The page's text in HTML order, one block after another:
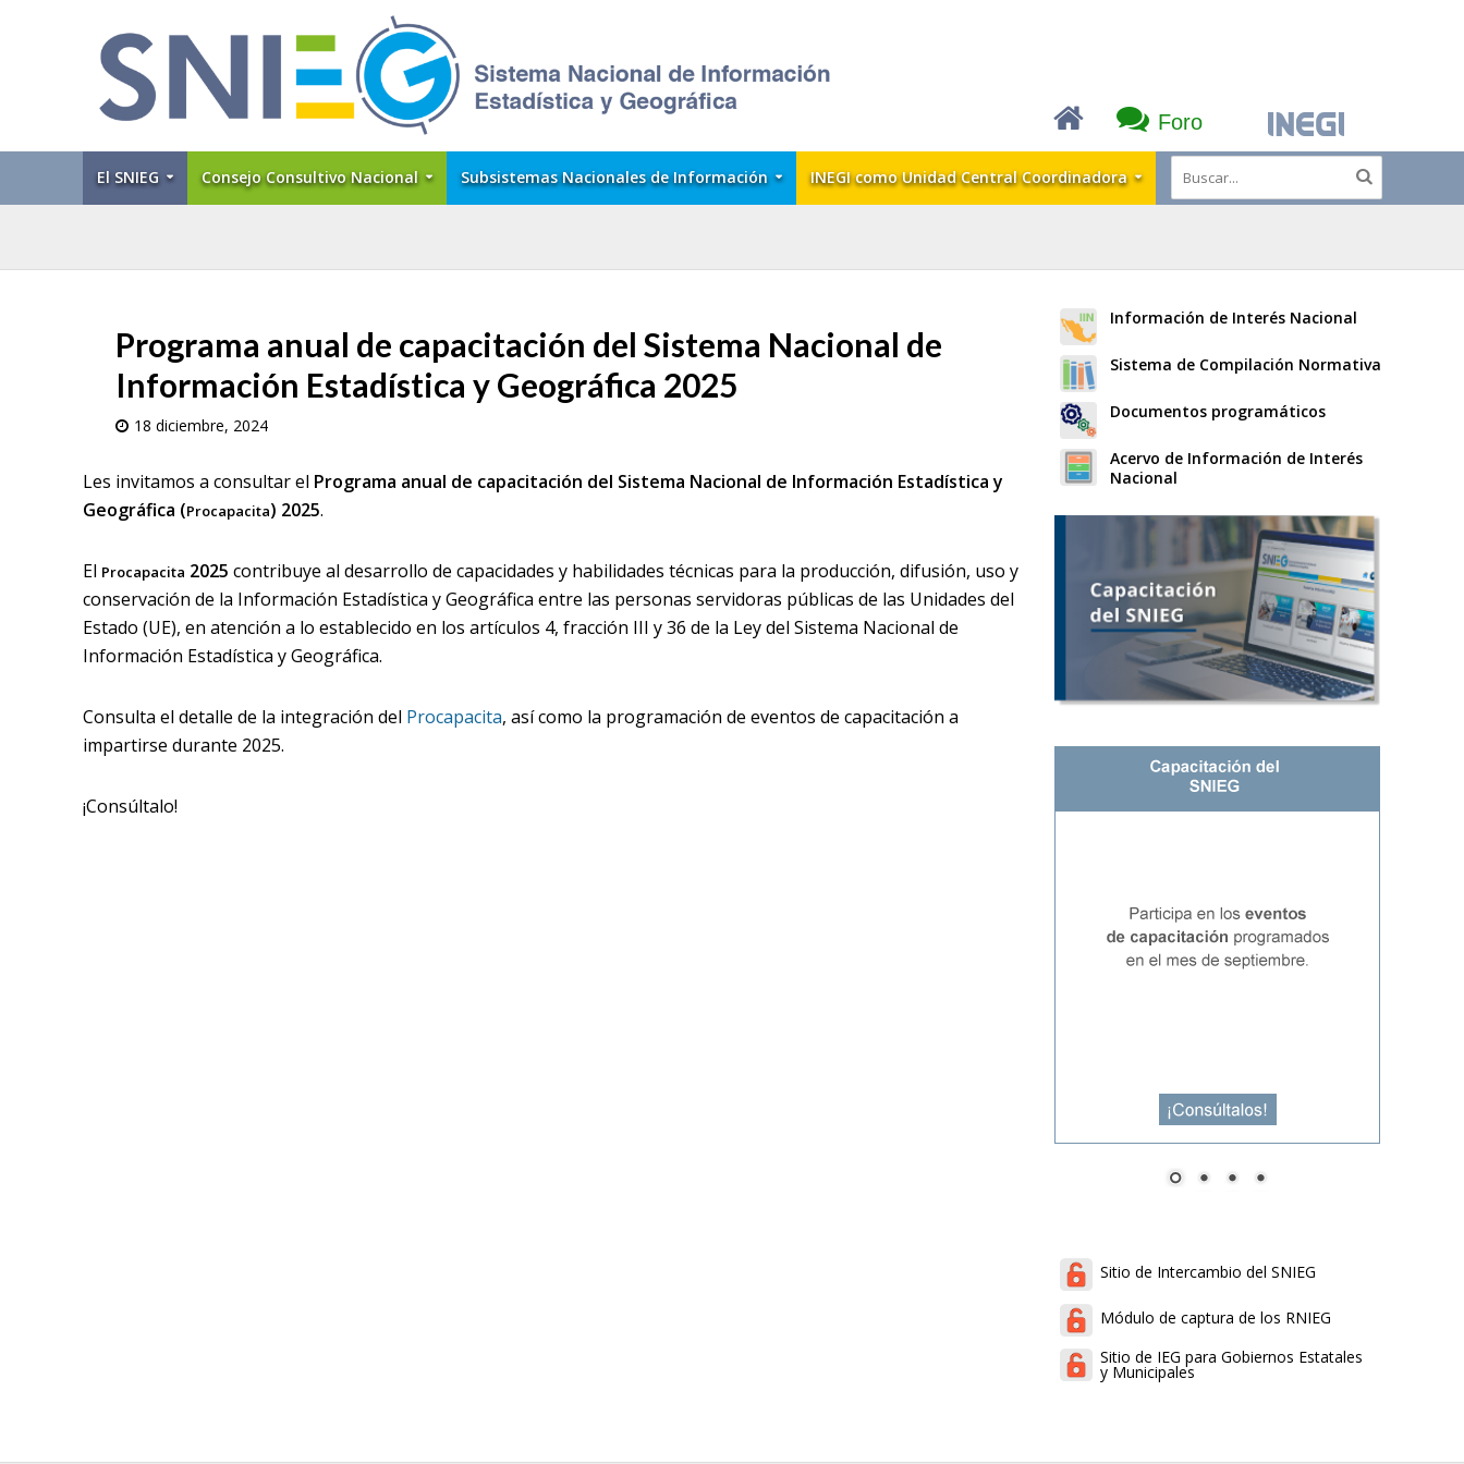
Foro
El SNIEG Consejo Consultivo Nacional Subsistemas Nacionales de Información INEGI como Unidad Central Coordinadora
Programa anual de capacitación del Sistema Nacional de
Información Estadística y Geográfica 2025
18 diciembre, 2024
Les invitamos a consultar el Programa anual de capacitación del Sistema Nacional de Información Estadística y
Geográfica (Procapacita) 2025.
El Procapacita 2025 contribuye al desarrollo de capacidades y habilidades técnicas para la producción, difusión, uso y
conservación de la Información Estadística y Geográfica entre las personas servidoras públicas de las Unidades del
Estado (UE), en atención a lo establecido en los artículos 4, fracción III y 36 de la Ley del Sistema Nacional de
Información Estadística y Geográfica.
Consulta el detalle de la integración del Procapacita, así como la programación de eventos de capacitación a
impartirse durante 2025.
¡Consúltalo!
Información de Interés Nacional
Sistema de Compilación Normativa
Documentos programáticos
Acervo de Información de Interés
Nacional
Sitio de Intercambio del SNIEG
Módulo de captura de los RNIEG
Sitio de IEG para Gobiernos Estatales
y Municipales